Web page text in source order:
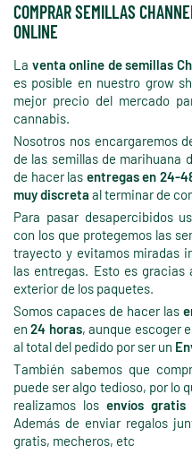
COMPRAR SEMILLAS
ONLINE
La venta online de semillas
es posible en nuestro grow
mejor precio del mercado
cannabis.
Nosotros nos encargaremos
de las semillas de marihuana
de hacer las entregas en 24-
muy discreta al terminar de
Para pasar desapercibidos
con los que protegemos las
trayecto y evitamos miradas
las entregas. Esto es
exterior de los paquetes.
Somos capaces de hacer las
en24 horas, aunque escoger
al total del pedido por ser un
También sabemos que
puede ser algo tedioso, por lo
realizamos los envíos
Además de enviar regalos
gratis, mecheros, etc